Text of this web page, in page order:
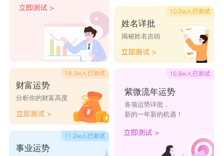
女男，在对待爱情时是非常温柔、细心体贴的，有
时候还是个话痨，甚至有事没事就爱跟你斗嘴。但
如果突然有一天不再跟你开玩笑，不再与你互怼，
那基本上可以证明处女男已经对你产生疏远的念头
了。
天秤座：对你忽冷忽热
恋爱中的天秤男只有两种表现，要么特别热
财富运势
分析你的财富高度
事业运势
姓名详批
揭秘姓名吉凶
紫微流年运势
各项运势详批，
新的一年新的机遇！